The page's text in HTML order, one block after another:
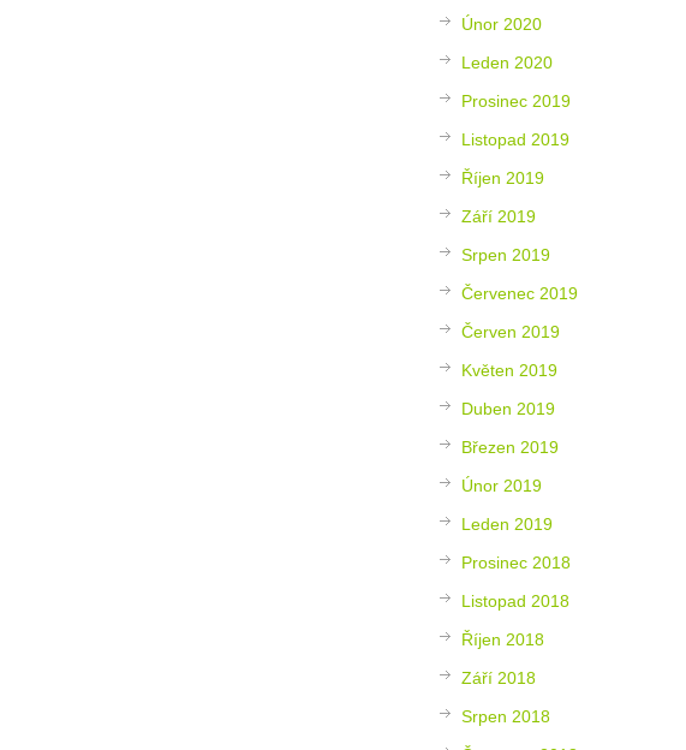
Únor 2020
Leden 2020
Prosinec 2019
Listopad 2019
Říjen 2019
Září 2019
Srpen 2019
Červenec 2019
Červen 2019
Květen 2019
Duben 2019
Březen 2019
Únor 2019
Leden 2019
Prosinec 2018
Listopad 2018
Říjen 2018
Září 2018
Srpen 2018